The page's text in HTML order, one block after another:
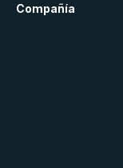
Compañía